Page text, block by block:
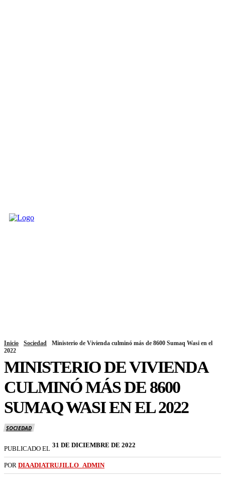
Inicio Sociedad
Ministerio de Vivienda culminó más de 8600 Sumaq Wasi en el
2022
MINISTERIO DE VIVIENDA
CULMINÓ MÁS DE 8600
SUMAQ WASI EN EL 2022
SOCIEDAD
PUBLICADO EL 31 DE DICIEMBRE DE 2022
POR DIAADIATRUJILLO_ADMIN